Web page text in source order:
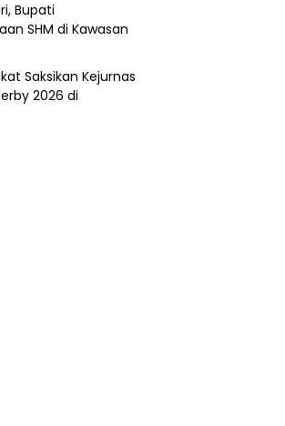
Bupati
SHM di Kawasan
Saksikan Kejurnas
2026 di